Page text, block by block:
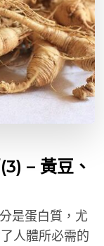
– 黃豆、
是蛋白質，尤
人體所必需的